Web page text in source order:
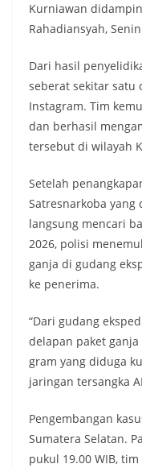
Kurniawan
Rahadiansyah,
Dari hasil
seberat sekitar satu
Instagram. Tim
dan berhasil
tersebut di wilayah
Setelah
Satresnarkoba yang
langsung mencari
2026, polisi
ganja di gudang
ke penerima.
“Dari gudang
delapan paket
gram yang diduga
jaringan tersangka
Pengembangan
Sumatera Selatan.
pukul 19.00 WIB,